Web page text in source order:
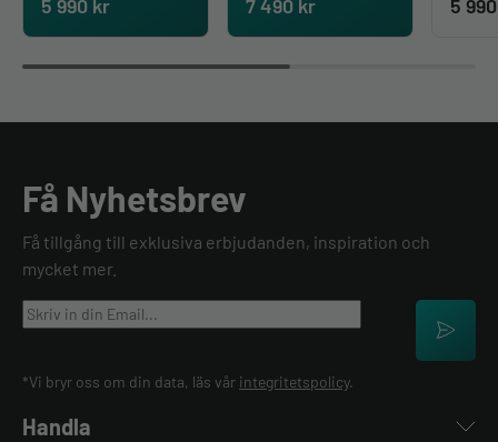
5 990 kr 7 490 kr 5
Få Nyhetsbrev
Få tillgång till exklusiva erbjudanden, inspiration och
mycket mer.
*Vi bryr oss om din data, läs vår integritetspolicy.
Handla